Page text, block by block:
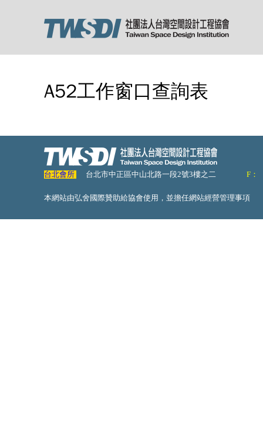
A52工作窗口查詢表
台北會所 台北市中正區中山北路一段2號3樓之二 F：
本網站由弘舍國際贊助給協會使用，並擔任網站經營管理事項